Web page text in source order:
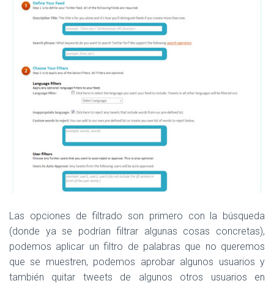
Las opciones de filtrado son primero con la búsqueda
(donde ya se podrían filtrar algunas cosas concretas),
podemos aplicar un filtro de palabras que no queremos
que se muestren, podemos aprobar algunos usuarios y
también quitar tweets de algunos otros usuarios en